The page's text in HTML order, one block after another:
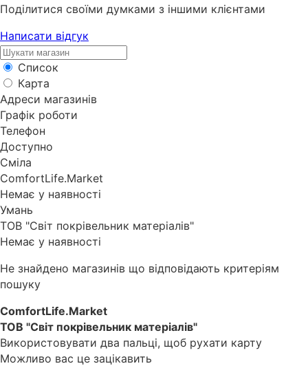
Поділитися своїми думками з іншими клієнтами
Написати відгук
Список
Карта
Адреси магазинів
Графік роботи
Телефон
Доступно
Сміла
ComfortLife.Market
Немає у наявності
Умань
ТОВ "Світ покрівельник матеріалів"
Немає у наявності
Не знайдено магазинів що відповідають критеріям
пошуку
ComfortLife.Market
ТОВ "Світ покрівельник матеріалів"
Використовувати два пальці, щоб рухати карту
Можливо вас це зацікавить